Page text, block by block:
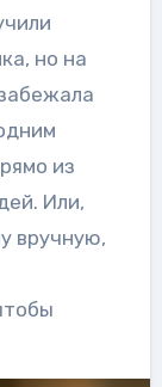
но на
из
Или,
вручную,